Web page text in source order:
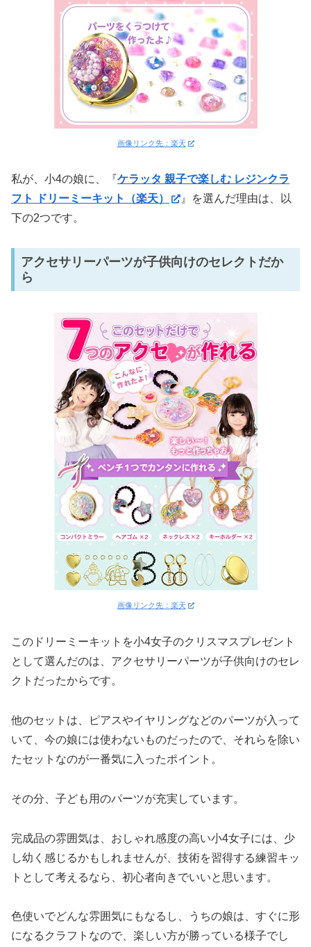
画像リンク先：楽天
私が、小4の娘に、『 ケラッタ 親子で楽しむ レジンクラ
フト ドリーミーキット（楽天）
』を選んだ理由は、以
下の2つです。
アクセサリーパーツが子供向けのセレクトだか
ら
画像リンク先：楽天
このドリーミーキットを小4女子のクリスマスプレゼント
として選んだのは、アクセサリーパーツが子供向けのセレ
クトだったからです。
他のセットは、ピアスやイヤリングなどのパーツが入って
いて、今の娘には使わないものだったので、それらを除い
たセットなのが一番気に入ったポイント。
その分、子ども用のパーツが充実しています。
完成品の雰囲気は、おしゃれ感度の高い小4女子には、少
し幼く感じるかもしれませんが、技術を習得する練習キッ
トとして考えるなら、初心者向きでいいと思います。
色使いでどんな雰囲気にもなるし、うちの娘は、すぐに形
になるクラフトなので、楽しい方が勝っている様子でし